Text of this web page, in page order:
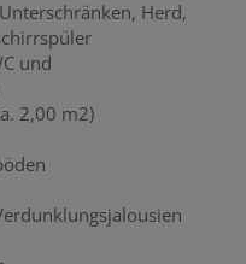
Herd,
und
2,00 m2)